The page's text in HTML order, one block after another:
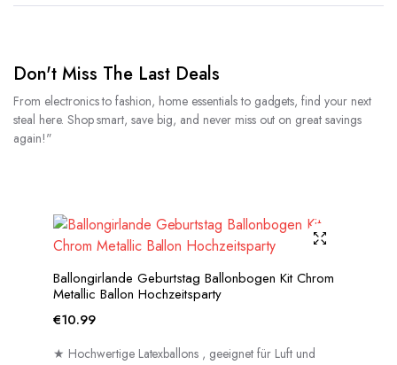
Don't Miss The Last Deals
From electronics to fashion, home essentials to gadgets, find your next
steal here. Shop smart, save big, and never miss out on great savings
again!"
Ballongirlande Geburtstag Ballonbogen Kit Chrom
Metallic Ballon Hochzeitsparty
€10.99
★ Hochwertige Latexballons , geeignet für Luft und